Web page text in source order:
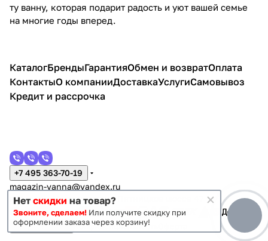
ту ванну, которая подарит радость и уют вашей семье
на многие годы вперед.
КаталогБрендыГарантияОбмен и возвратОплата
КонтактыО компанииДоставкаУслугиСамовывоз
Кредит и рассрочка
+7 495 363-70-19
magazin-vanna@yandex.ru
г. Москва, Митино, улица Пятницкое шоссе 47
Темная тема Конфиденциальность
Нет скидки на товар?
Звоните, сделаем! Или получите скидку при
оформлении заказа через корзину!